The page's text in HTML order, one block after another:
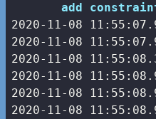
add
2020-11 -08 11 : 55 :
2020-11 -08 11 : 55 :
2020-11 -08 11 : 55 :
2020-11 -08 11 : 55 :
2020-11 -08 11 : 55 :
2020-11 -08 11 : 55 :